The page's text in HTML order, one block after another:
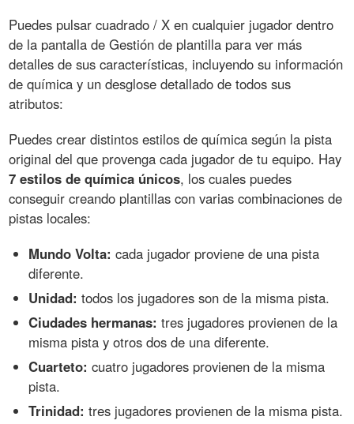
Puedes pulsar cuadrado / X en cualquier jugador dentro
de la pantalla de Gestión de plantilla para ver más
detalles de sus características, incluyendo su información
de química y un desglose detallado de todos sus
atributos:
Puedes crear distintos estilos de química según la pista
original del que provenga cada jugador de tu equipo. Hay
7 estilos de química únicos, los cuales puedes
conseguir creando plantillas con varias combinaciones de
pistas locales:
Mundo Volta: cada jugador proviene de una pista
diferente.
Unidad: todos los jugadores son de la misma pista.
Ciudades hermanas: tres jugadores provienen de la
misma pista y otros dos de una diferente.
Cuarteto: cuatro jugadores provienen de la misma
pista.
Trinidad: tres jugadores provienen de la misma pista.